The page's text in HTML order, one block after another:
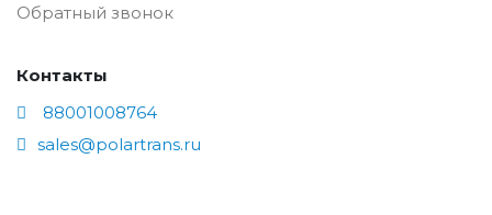
Обратный звонок
Контакты
88001008764
sales@polartrans.ru